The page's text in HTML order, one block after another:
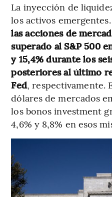
La inyección de
los activos
las acciones de
superado al S&P 500
y 15,4% durante los
posteriores al último
Fed, respectivamente.
dólares de mercados
los bonos investment
4,6% y 8,8% en esos